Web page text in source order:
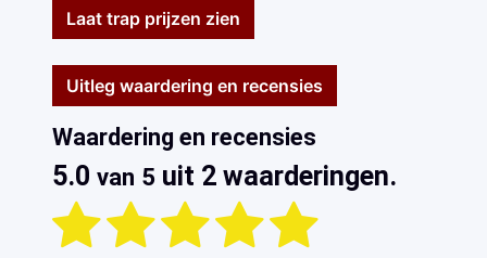
Laat trap prijzen zien
Uitleg waardering en recensies
Waardering en recensies
5.0 van 5 uit 2 waarderingen.